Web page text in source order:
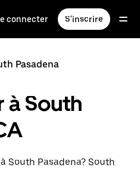
connecter S'inscrire
Pasadena
à South
South Pasadena? South